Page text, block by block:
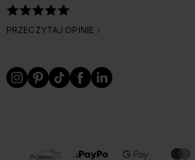
PRZECZYTAJ OPINIE
OBSŁUGIWANE FORMY PŁATNOŚCI I DOSTAWY